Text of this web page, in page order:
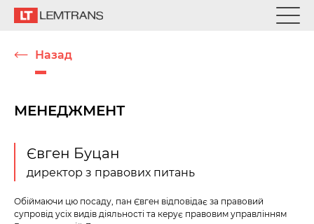
Назад
МЕНЕДЖМЕНТ
Євген Буцан
директор з правових питань
Обіймаючи цю посаду, пан Євген відповідає за правовий
супровід усіх видів діяльності та керує правовим управлінням